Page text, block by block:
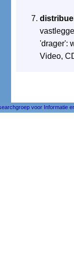
'drager':
Video,
voor Informatie